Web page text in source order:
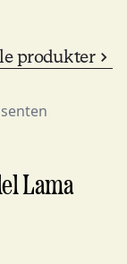
produkter
Lama